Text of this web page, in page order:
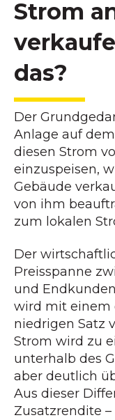
Strom
das?
Der
Anlage auf
diesen Strom
einzuspeisen,
Gebäude
von ihm
zum lokalen
Der
Preisspanne
und
wird mit einem
niedrigen Satz
Strom wird zu
unterhalb des
aber deutlich
Aus dieser
Zusatzrendite